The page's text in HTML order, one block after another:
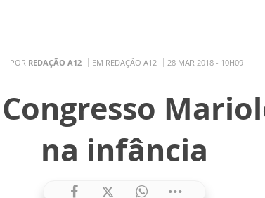
POR REDAÇÃO A12 EM REDAÇÃO A12 28 MAR 2018 - 10H09
na infância